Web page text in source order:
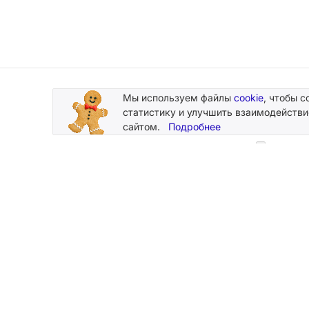
Подписывайтесь
на новости и акции
Мы используем файлы cookie, чтобы
статистику и улучшить
сайтом. Подробнее